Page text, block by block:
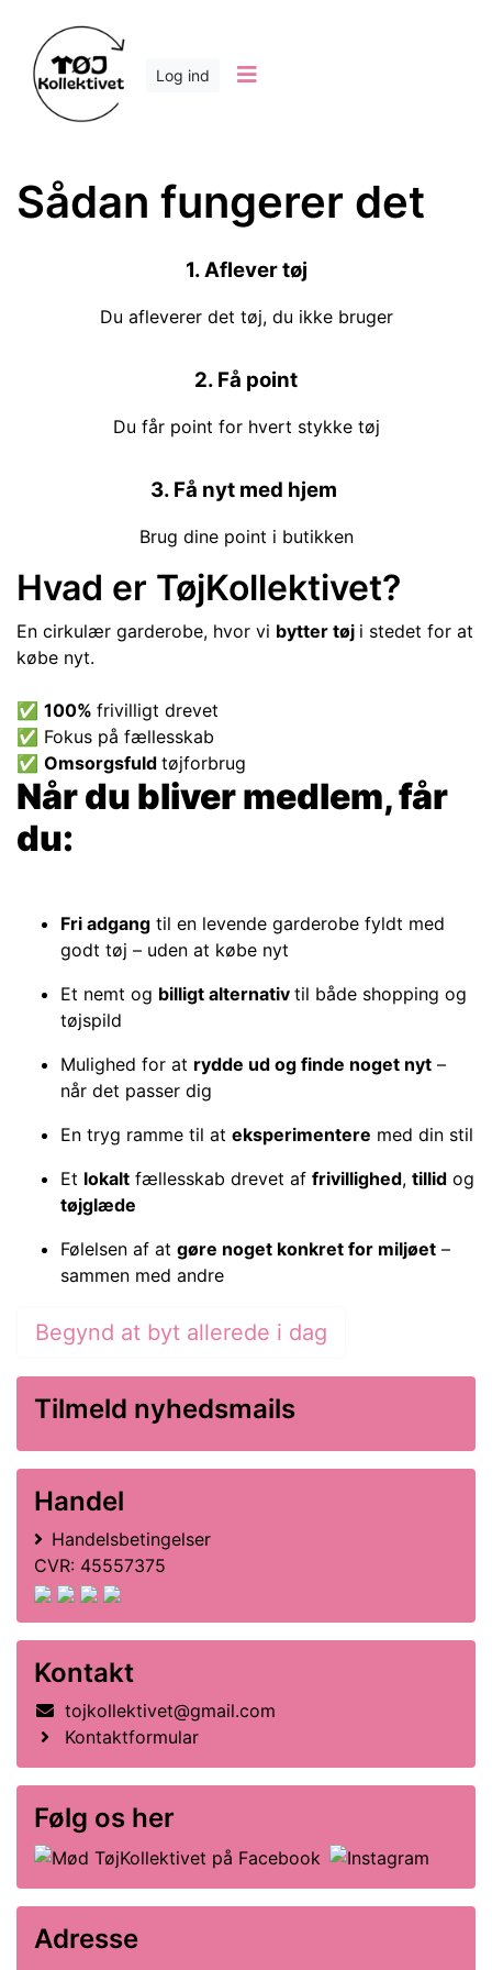
Log ind
Sådan fungerer det
1. Aflever tøj
Du afleverer det tøj, du ikke bruger
2. Få point
Du får point for hvert stykke tøj
3. Få nyt med hjem
Brug dine point i butikken
Hvad er TøjKollektivet?
En cirkulær garderobe, hvor vi bytter tøj i stedet for at
købe nyt.
✅ 100% frivilligt drevet
✅ Fokus på fællesskab
✅ Omsorgsfuld tøjforbrug
Når du bliver medlem, får
du:
Fri adgang til en levende garderobe fyldt med
godt tøj – uden at købe nyt
Et nemt og billigt alternativ til både shopping og
tøjspild
Mulighed for at rydde ud og finde noget nyt –
når det passer dig
En tryg ramme til at eksperimentere med din stil
Et lokalt fællesskab drevet af frivillighed, tillid og
tøjglæde
Følelsen af at gøre noget konkret for miljøet –
sammen med andre
Begynd at byt allerede i dag
Tilmeld nyhedsmails
Handel
Handelsbetingelser
CVR: 45557375
Kontakt
tojkollektivet@gmail.com
Kontaktformular
Følg os her
Adresse